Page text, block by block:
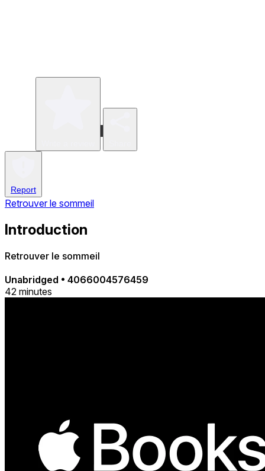
Report
Retrouver le sommeil
Introduction
Retrouver le sommeil
Unabridged • 4066004576459
42 minutes